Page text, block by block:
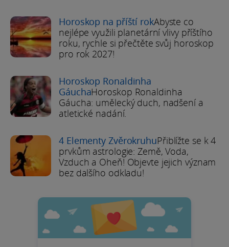
Horoskop na příští rokAbyste co
nejlépe využili planetární vlivy příštího
roku, rychle si přečtěte svůj horoskop
pro rok 2027!
Horoskop Ronaldinha
GáuchaHoroskop Ronaldinha
Gáucha: umělecký duch, nadšení a
atletické nadání.
4 Elementy ZvěrokruhuPřiblížte se k 4
prvkům astrologie: Země, Voda,
Vzduch a Oheň! Objevte jejich význam
bez dalšího odkladu!